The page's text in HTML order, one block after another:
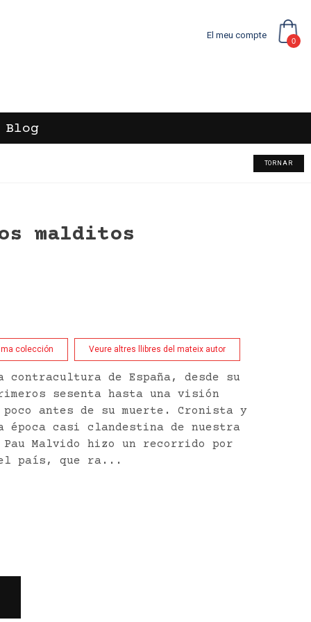
El meu compte
0
Blog
TORNAR
malditos
colección Veure altres llibres del mateix autor
de España, desde su
sesenta hasta una visión
antes de su muerte. Cronista y
época casi clandestina de nuestra
Malvido hizo un recorrido por
país, que ra...